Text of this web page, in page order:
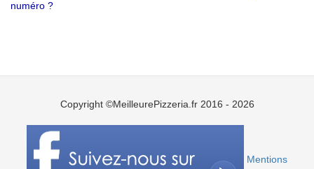
numéro ?
Copyright ©MeilleurePizzeria.fr 2016 - 2026
Mentions